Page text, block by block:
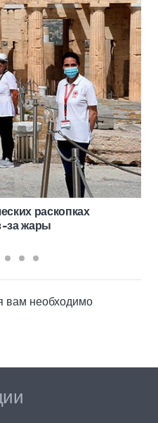
раскопках
за жары
вам необходимо